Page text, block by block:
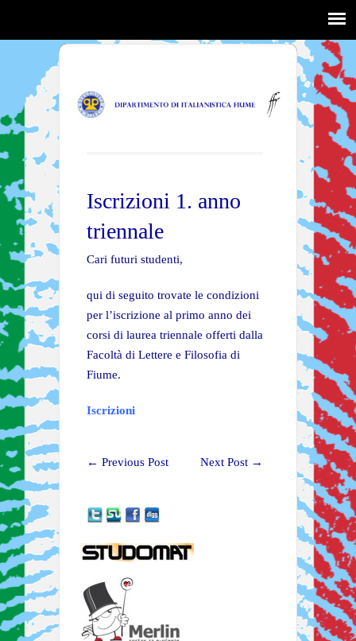
Iscrizioni 1. anno
triennale
Cari futuri studenti,
qui di seguito trovate le condizioni
per l’iscrizione al primo anno dei
corsi di laurea triennale offerti dalla
Facoltà di Lettere e Filosofia di
Fiume.
Iscrizioni
← Previous Post Next Post →